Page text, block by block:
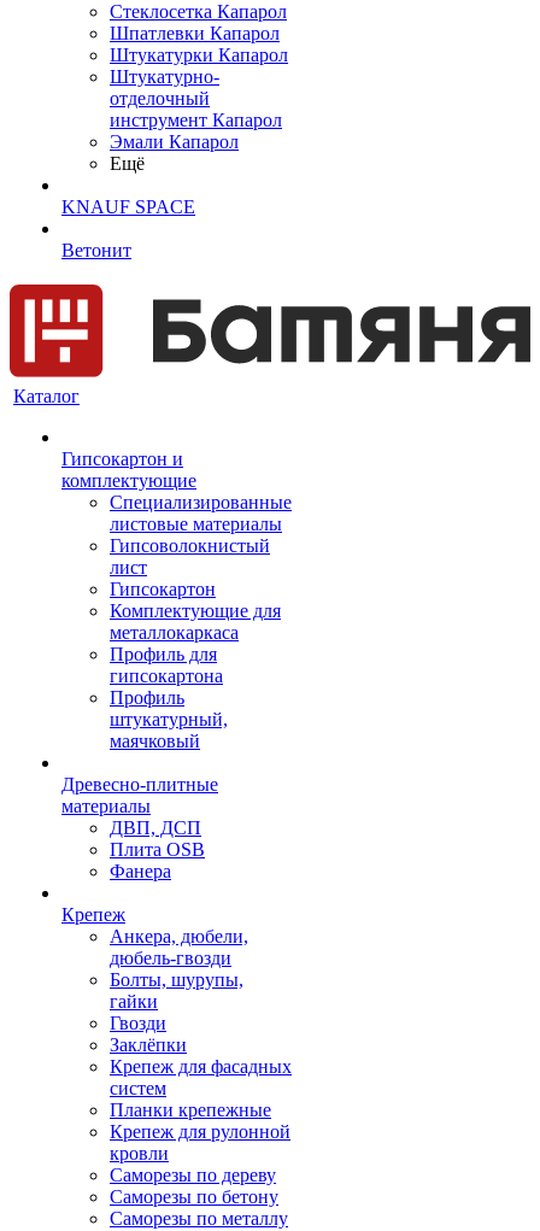
Cтеклосетка Капарол
Шпатлевки Капарол
Штукатурки Капарол
Штукатурно-
отделочный
инструмент Капарол
Эмали Капарол
Ещё
KNAUF SPACE
Ветонит
Каталог
Гипсокартон и
комплектующие
Специализированные
листовые материалы
Гипсоволокнистый
лист
Гипсокартон
Комплектующие для
металлокаркаса
Профиль для
гипсокартона
Профиль
штукатурный,
маячковый
Древесно-плитные
материалы
ДВП, ДСП
Плита OSB
Фанера
Крепеж
Анкера, дюбели,
дюбель-гвозди
Болты, шурупы,
гайки
Гвозди
Заклёпки
Крепеж для фасадных
систем
Планки крепежные
Крепеж для рулонной
кровли
Саморезы по дереву
Саморезы по бетону
Саморезы по металлу